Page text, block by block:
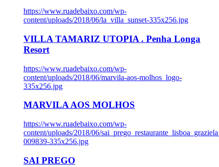
https://www.ruadebaixo.com/wp-
content/uploads/2018/06/la_villa_sunset-335x256.jpg
VILLA TAMARIZ UTOPIA . Penha Longa
Resort
https://www.ruadebaixo.com/wp-
content/uploads/2018/06/marvila-aos-molhos_logo-
335x256.jpg
MARVILA AOS MOLHOS
https://www.ruadebaixo.com/wp-
content/uploads/2018/06/
009839-335x256.jpg
SAI PREGO